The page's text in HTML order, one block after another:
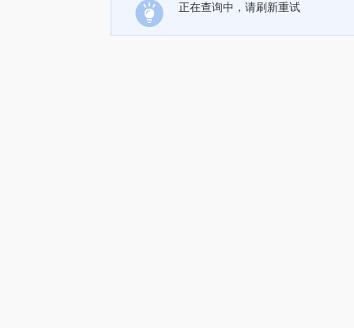
正在查询中，请刷新重试